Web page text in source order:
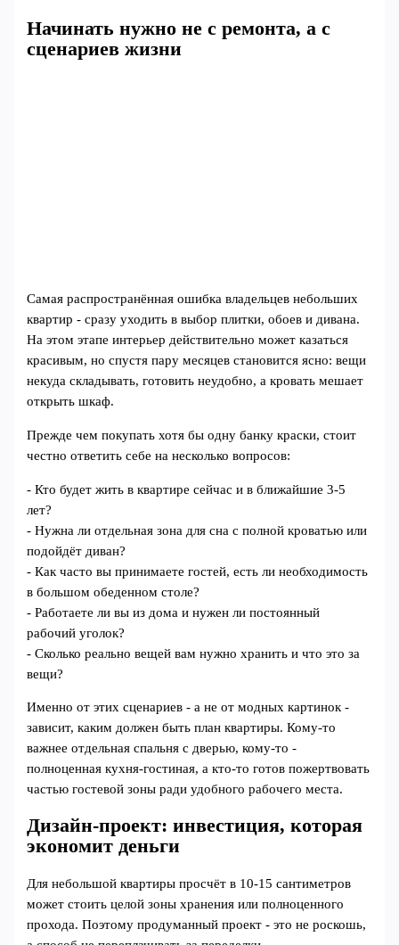
Начинать нужно не с ремонта, а с
сценариев жизни
Самая распространённая ошибка владельцев небольших
квартир - сразу уходить в выбор плитки, обоев и дивана.
На этом этапе интерьер действительно может казаться
красивым, но спустя пару месяцев становится ясно: вещи
некуда складывать, готовить неудобно, а кровать мешает
открыть шкаф.
Прежде чем покупать хотя бы одну банку краски, стоит
честно ответить себе на несколько вопросов:
- Кто будет жить в квартире сейчас и в ближайшие 3-5
лет?
- Нужна ли отдельная зона для сна с полной кроватью или
подойдёт диван?
- Как часто вы принимаете гостей, есть ли необходимость
в большом обеденном столе?
- Работаете ли вы из дома и нужен ли постоянный
рабочий уголок?
- Сколько реально вещей вам нужно хранить и что это за
вещи?
Именно от этих сценариев - а не от модных картинок -
зависит, каким должен быть план квартиры. Кому-то
важнее отдельная спальня с дверью, кому-то -
полноценная кухня-гостиная, а кто-то готов пожертвовать
частью гостевой зоны ради удобного рабочего места.
Дизайн-проект: инвестиция, которая
экономит деньги
Для небольшой квартиры просчёт в 10-15 сантиметров
может стоить целой зоны хранения или полноценного
прохода. Поэтому продуманный проект - это не роскошь,